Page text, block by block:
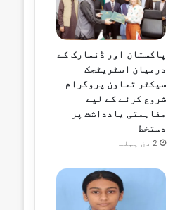
پاکستان اور ڈنمارک کے
درمیان اسٹریٹجک
سیکٹر تعاون پروگرام
شروع کرنے کے لیے
مفاہمتی یادداشت پر
دستخط
2 دن پہلے